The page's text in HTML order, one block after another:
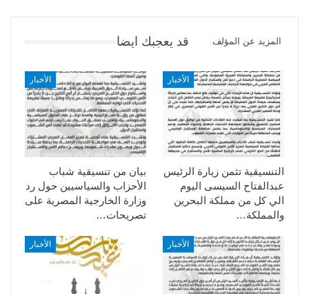
قد يعجبك ايضا المزيد عن المؤلف
الأخبار
بيان من تنسيقية شباب
الأحزاب والسياسيين حول رد
وزارة الخارجية المصرية على
تصريحات…
الأخبار
التنسيقية تثمن زيارة الرئيس
عبدالفتاح السيسى اليوم
الي كل من مملكة البحرين
والمملكة…
الأخبار الأخبار